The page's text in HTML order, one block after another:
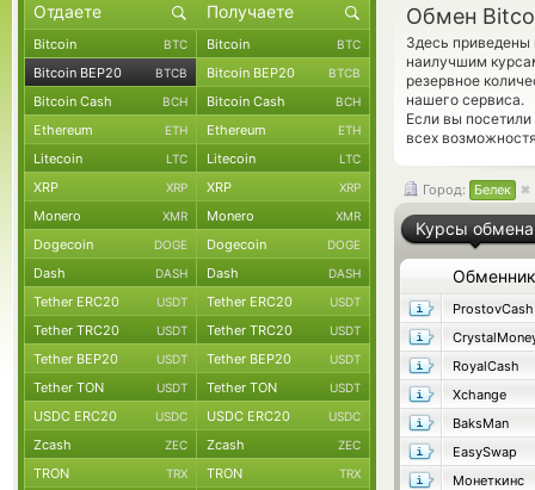
Обмен
Здесь
наилучшим
резервное
нашего сервиса.
Если вы
всех
Город: Белек
Курсы обмена
Обменник
ProstovCash
RoyalCash
Xchange
BaksMan
EasySwap
Монеткинс
Bitcoin BTC Bitcoin BTC
Bitcoin BEP20 BTCB Bitcoin BEP20 BTCB
Bitcoin Cash BCH Bitcoin Cash BCH
Ethereum ETH Ethereum ETH
Litecoin LTC Litecoin LTC
XRP XRP XRP XRP
Monero XMR Monero XMR
Dogecoin DOGE Dogecoin DOGE
Dash DASH Dash DASH
Tether ERC20 USDT Tether ERC20 USDT
Tether TRC20 USDT Tether TRC20 USDT
Tether BEP20 USDT Tether BEP20 USDT
Tether TON USDT Tether TON USDT
USDC ERC20 USDC USDC ERC20 USDC
Zcash ZEC Zcash ZEC
TRON TRX TRON TRX